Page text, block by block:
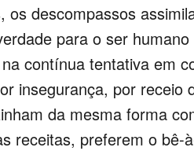
os descompassos
para o ser
contínua tentativa em
insegurança, por receio
da mesma forma
receitas, preferem o bê-